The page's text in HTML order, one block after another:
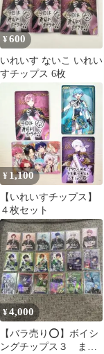
¥600
いれいす ないこ いれい
すチップス 6枚
¥ 1,100
【いれいすチップス】
４枚セット
¥4,000
【バラ売り⭕️】ボイシ
ングチップス３ まと